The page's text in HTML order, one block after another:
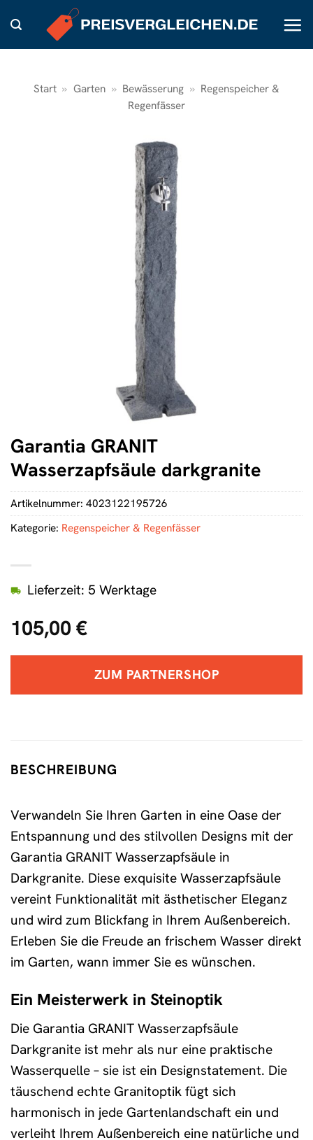
Inhalt
springen
Start » Garten » Bewässerung » Regenspeicher &
Regenfässer
Garantia GRANIT
Wasserzapfsäule darkgranite
105,00 €
Lieferzeit: 5 Werktage
ZUM PARTNERSHOP
Artikelnummer: 4023122195726
Kategorie: Regenspeicher & Regenfässer
BESCHREIBUNG
Verwandeln Sie Ihren Garten in eine Oase der
Entspannung und des stilvollen Designs mit der
Garantia GRANIT Wasserzapfsäule in
Darkgranite. Diese exquisite Wasserzapfsäule
vereint Funktionalität mit ästhetischer Eleganz
und wird zum Blickfang in Ihrem Außenbereich.
Erleben Sie die Freude an frischem Wasser direkt
im Garten, wann immer Sie es wünschen.
Ein Meisterwerk in Steinoptik
Die Garantia GRANIT Wasserzapfsäule
Darkgranite ist mehr als nur eine praktische
Wasserquelle – sie ist ein Designstatement. Die
täuschend echte Granitoptik fügt sich
harmonisch in jede Gartenlandschaft ein und
verleiht Ihrem Außenbereich eine natürliche und